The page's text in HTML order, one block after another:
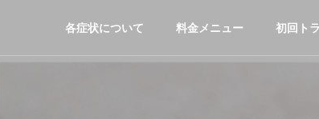
各症状について 料金メニュー 初回ト